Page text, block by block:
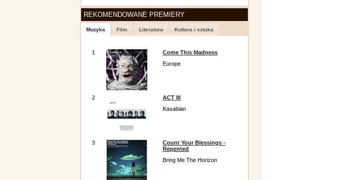
REKOMENDOWANE PREMIERY
Muzyka Film Literatura Kultura i sztuka
1
Come This Madness
Europe
2
ACT III
Kasabian
3
Count Your Blessings -
Repented
Bring Me The Horizon